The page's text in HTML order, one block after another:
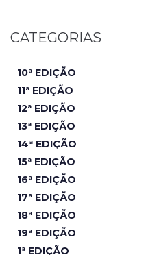
CATEGORIAS
10ª EDIÇÃO
11ª EDIÇÃO
12ª EDIÇÃO
13ª EDIÇÃO
14ª EDIÇÃO
15ª EDIÇÃO
16ª EDIÇÃO
17ª EDIÇÃO
18ª EDIÇÃO
19ª EDIÇÃO
1ª EDIÇÃO